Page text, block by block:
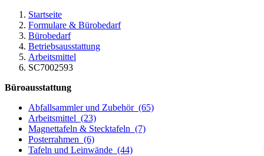
Startseite
Formulare & Bürobedarf
Bürobedarf
Betriebsausstattung
Arbeitsmittel
SC7002593
Büroausstattung
Abfallsammler und Zubehör (65)
Arbeitsmittel (23)
Magnettafeln & Stecktafeln (7)
Posterrahmen (6)
Tafeln und Leinwände (44)